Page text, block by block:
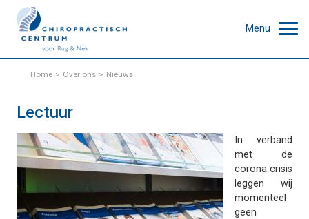
Menu
Home Over ons Nieuws
Lectuur
In verband
met de
corona crisis
leggen wij
momenteel
geen